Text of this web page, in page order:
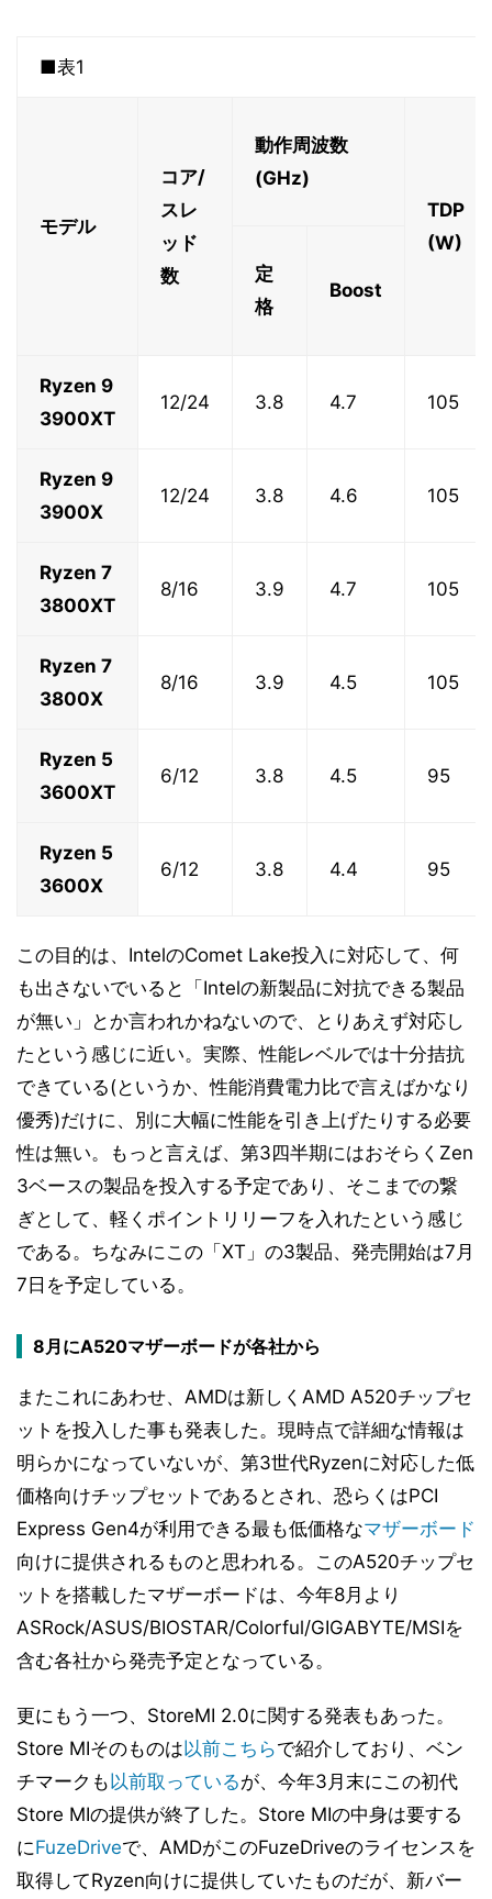
■表1
モデル
コア/
スレ
ッド
数
動作周波数
(GHz)
TDP
(W)
定
格
Boost
Ryzen 9
3900XT
12/24 3.8 4.7 105
Ryzen 9
3900X
12/24 3.8 4.6 105
Ryzen 7
3800XT
8/16 3.9 4.7 105
Ryzen 7
3800X
8/16 3.9 4.5 105
Ryzen 5
3600XT
6/12 3.8 4.5 95
Ryzen 5
3600X
6/12 3.8 4.4 95
この目的は、IntelのComet Lake投入に対応して、何
も出さないでいると「Intelの新製品に対抗できる製品
が無い」とか言われかねないので、とりあえず対応し
たという感じに近い。実際、性能レベルでは十分拮抗
できている(というか、性能消費電力比で言えばかなり
優秀)だけに、別に大幅に性能を引き上げたりする必要
性は無い。もっと言えば、第3四半期にはおそらくZen
3ベースの製品を投入する予定であり、そこまでの繋
ぎとして、軽くポイントリリーフを入れたという感じ
である。ちなみにこの「XT」の3製品、発売開始は7月
7日を予定している。
8月にA520マザーボードが各社から
またこれにあわせ、AMDは新しくAMD A520チップセ
ットを投入した事も発表した。現時点で詳細な情報は
明らかになっていないが、第3世代Ryzenに対応した低
価格向けチップセットであるとされ、恐らくはPCI
Express Gen4が利用できる最も低価格なマザーボード
向けに提供されるものと思われる。このA520チップセ
ットを搭載したマザーボードは、今年8月より
ASRock/ASUS/BIOSTAR/Colorful/GIGABYTE/MSIを
含む各社から発売予定となっている。
更にもう一つ、StoreMI 2.0に関する発表もあった。
Store MIそのものは以前こちらで紹介しており、ベン
チマークも以前取っているが、今年3月末にこの初代
Store MIの提供が終了した。Store MIの中身は要する
にFuzeDriveで、AMDがこのFuzeDriveのライセンスを
取得してRyzen向けに提供していたものだが、新バー